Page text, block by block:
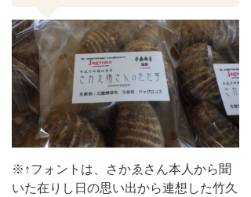
※↑フォントは、さかゑさん本人から聞
いた在りし日の思い出から連想した竹久